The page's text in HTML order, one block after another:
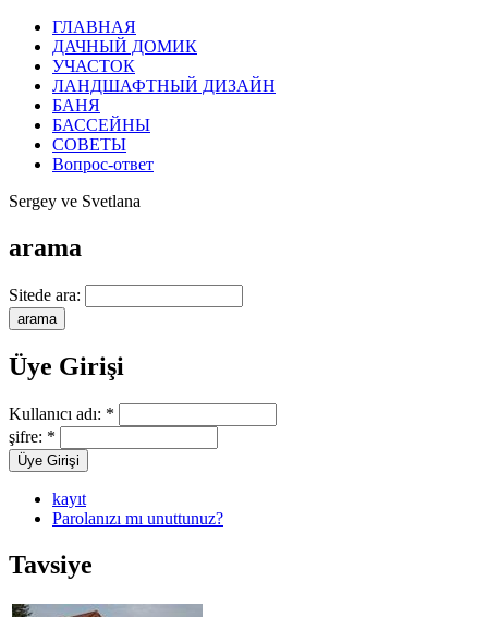
ГЛАВНАЯ
ДАЧНЫЙ ДОМИК
УЧАСТОК
ЛАНДШАФТНЫЙ ДИЗАЙН
БАНЯ
БАССЕЙНЫ
СОВЕТЫ
Вопрос-ответ
Sergey ve Svetlana
arama
Sitede ara:
Üye Girişi
Kullanıcı adı: *
şifre: *
kayıt
Parolanızı mı unuttunuz?
Tavsiye